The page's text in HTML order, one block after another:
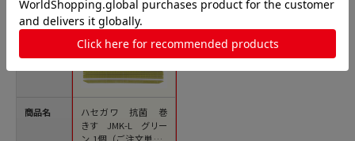
商品名
ハセガワ 抗菌 巻
きす JMK-L グリー